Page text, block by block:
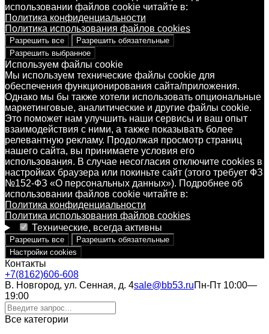
использовании файлов cookie читайте в:
Политика конфиденциальности
Политика использования файлов cookies
Разрешить все
Разрешить обязательные
Разрешить выбранное
Используем файлы cookie
Мы используем технические файлы cookie для
обеспечения функционирования сайта/приложения.
Однако мы бы также хотели использовать опциональные
маркетинговые, аналитические и другие файлы cookie.
Это поможет нам улучшить наши сервисы и ваш опыт
взаимодействия с ними, а также показывать более
релевантную рекламу. Продолжая просмотр страниц
нашего сайта, вы принимаете условия его
использования. В случае несогласия отключите cookies в
настройках браузера или покиньте сайт (этого требует ФЗ
№152-ФЗ «О персональных данных»). Подробнее об
использовании файлов cookie читайте в:
Политика конфиденциальности
Политика использования файлов cookies
Технические, всегда активны
Разрешить все
Разрешить обязательные
Настройки cookies
Контакты
+7(8162)606-608
В. Новгород, ул. Сенная, д. 4sale@bb53.ruПн-Пт 10:00—
19:00
Все категории